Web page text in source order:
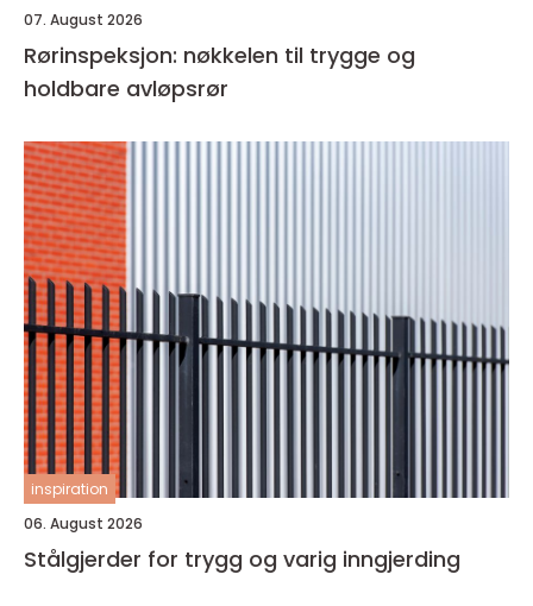
07. August 2026
Rørinspeksjon: nøkkelen til trygge og
holdbare avløpsrør
inspiration
06. August 2026
Stålgjerder for trygg og varig inngjerding